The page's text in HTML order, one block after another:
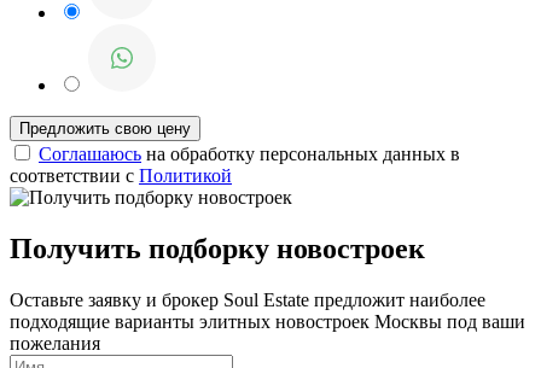
Соглашаюсь на обработку персональных данных в
соответствии с Политикой
Получить подборку новостроек
Оставьте заявку и брокер Soul Estate предложит наиболее
подходящие варианты элитных новостроек Москвы под ваши
пожелания